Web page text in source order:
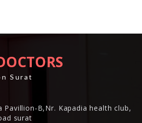
Surat
Pavillion-B,Nr. Kapadia health club,
surat